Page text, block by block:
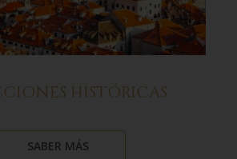
HISTÓRICAS
SABER MÁS